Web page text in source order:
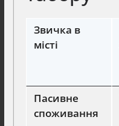
Звичка в
місті
Пасивне
споживання